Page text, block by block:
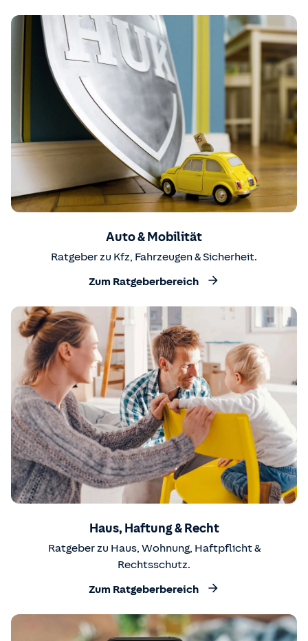
Auto & Mobilität
Ratgeber zu Kfz, Fahrzeugen & Sicherheit.
Zum Ratgeberbereich
Haus, Haftung & Recht
Ratgeber zu Haus, Wohnung, Haftpflicht &
Rechtsschutz.
Zum Ratgeberbereich